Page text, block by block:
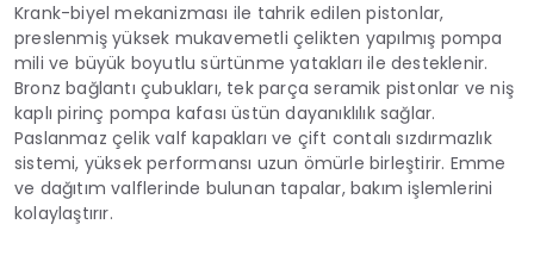
Krank-biyel mekanizması ile tahrik edilen pistonlar,
preslenmiş yüksek mukavemetli çelikten yapılmış pompa
mili ve büyük boyutlu sürtünme yatakları ile desteklenir.
Bronz bağlantı çubukları, tek parça seramik pistonlar ve niş
kaplı pirinç pompa kafası üstün dayanıklılık sağlar.
Paslanmaz çelik valf kapakları ve çift contalı sızdırmazlık
sistemi, yüksek performansı uzun ömürle birleştirir. Emme
ve dağıtım valflerinde bulunan tapalar, bakım işlemlerini
kolaylaştırır.